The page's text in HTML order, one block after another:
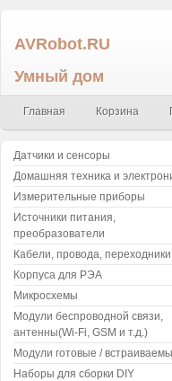
AVRobot.RU
Умный дом
Главная Корзина
Датчики и сенсоры
Домашняя техника и
Измерительные приборы
Источники питания,
преобразователи
Кабели, провода, переходники
Корпуса для РЭА
Микросхемы
Модули беспроводной связи,
антенны(Wi-Fi, GSM и т.д.)
Модули готовые /
Наборы для сборки DIY